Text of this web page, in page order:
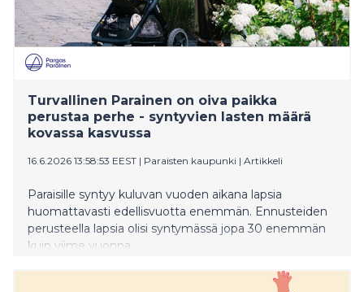
näkyy myös siinä, millaisia ratkaisuja palvelujen
järjestämisessä tehdään. Yhdessä kunnassa pohditaan
uusien päiväkotipaikkojen riittävyyttä, toisessa sitä,
miten laadukkaat palvelut turvataan pieneneville
kehittämispäällikkö Jarkko Lahtinen sanoo.
Turvallinen Parainen on oiva paikka
perustaa perhe - syntyvien lasten määrä
kovassa kasvussa
16.6.2026 13:58:53 EEST | Paraisten kaupunki | Artikkeli
Paraisille syntyy kuluvan vuoden aikana lapsia
huomattavasti edellisvuotta enemmän. Ennusteiden
perusteella lapsia olisi syntymässä jopa 30 enemmän
kuin viime vuonna.